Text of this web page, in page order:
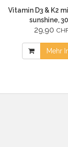
Vitamin D3 & K2
sunshine,
29,90
Mehr